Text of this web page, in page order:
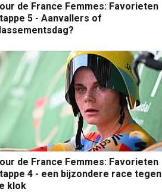
de France Femmes: Favorieten
5 - Aanvallers of
de France Femmes: Favorieten
4 - een bijzondere race tegen
klok